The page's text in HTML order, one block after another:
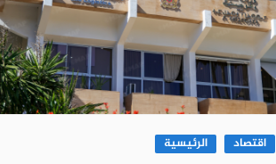
اقتصاد الرئيسية